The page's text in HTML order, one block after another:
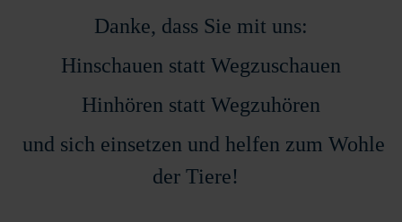
Danke, dass Sie mit uns:
Hinschauen statt Wegzuschauen
Hinhören statt Wegzuhören
und sich einsetzen und helfen zum Wohle
der Tiere!